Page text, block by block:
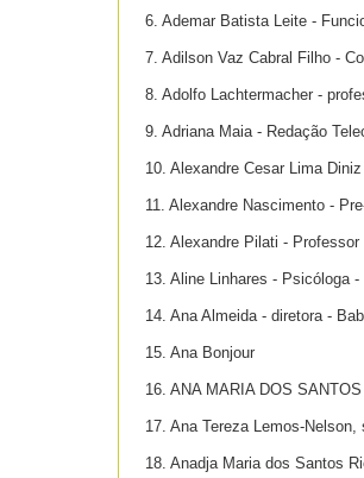
6. Ademar Batista Leite -
7. Adilson Vaz Cabral Filho -
8. Adolfo Lachtermacher -
9. Adriana Maia - Redação
10. Alexandre Cesar Lima
11. Alexandre Nascimento -
12. Alexandre Pilati -
13. Aline Linhares - Psicóloga -
14. Ana Almeida - diretora -
15. Ana Bonjour
16. ANA MARIA DOS
17. Ana Tereza Lemos-Nelson,
18. Anadja Maria dos Santos